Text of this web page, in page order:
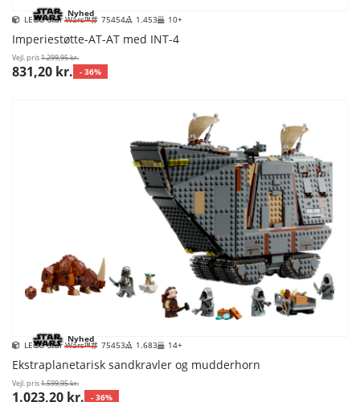
Nyhed
LEGO Star Wars™ 75454 1.453 10+
Imperiestøtte-AT-AT med INT-4
Vejl. pris1.299,95 kr.
831,20 kr. - 36%
Nyhed
LEGO Star Wars™ 75453 1.683 14+
Ekstraplanetarisk sandkravler og mudderhorn
Vejl. pris1.599,95 kr.
1.023,20 kr. - 36%